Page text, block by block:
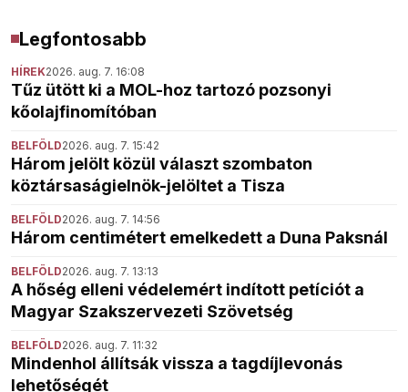
Legfontosabb
HÍREK2026. aug. 7. 16:08
Tűz ütött ki a MOL-hoz tartozó pozsonyi
kőolajfinomítóban
BELFÖLD2026. aug. 7. 15:42
Három jelölt közül választ szombaton
köztársaságielnök-jelöltet a Tisza
BELFÖLD2026. aug. 7. 14:56
Három centimétert emelkedett a Duna Paksnál
BELFÖLD2026. aug. 7. 13:13
A hőség elleni védelemért indított petíciót a
Magyar Szakszervezeti Szövetség
BELFÖLD2026. aug. 7. 11:32
Mindenhol állítsák vissza a tagdíjlevonás
lehetőségét